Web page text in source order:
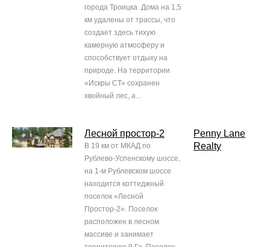
города Троицка. Дома на 1,5
км удалены от трассы, что
создает здесь тихую
камерную атмосферу и
способствует отдыху на
природе. На территории
«Искры СТ» сохранен
хвойный лес, а...
Лесной простор-2
В 19 км от МКАД по
Рублево-Успенскому шоссе,
на 1-м Рублевском шоссе
находится коттеджный
поселок «Лесной
Простор-2». Поселок
расположен в лесном
массиве и занимает
Penny Lane
Realty